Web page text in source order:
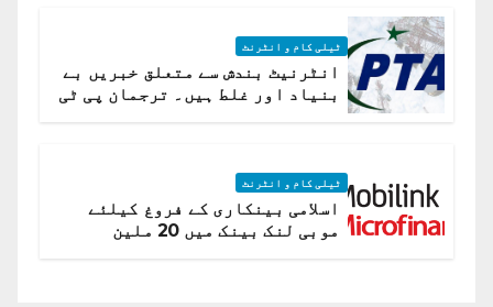
ٹیلی کام و انٹرنٹ
انٹرنیٹ بندش سے متعلق خبریں بے
بنیاد اور غلط ہیں۔ ترجمان پی ٹی
ٹیلی کام و انٹرنٹ
اسلامی بینکاری کے فروغ کیلئے
موبی لنک بینک میں 20 ملین